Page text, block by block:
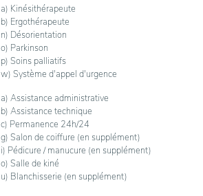
a) Kinésithérapeute
b) Ergothérapeute
n) Désorientation
o) Parkinson
p) Soins palliatifs
w) Système d'appel d'urgence
a) Assistance administrative
b) Assistance technique
c) Permanence 24h/24
g) Salon de coiffure (en supplément)
i) Pédicure / manucure (en supplément)
o) Salle de kiné
u) Blanchisserie (en supplément)